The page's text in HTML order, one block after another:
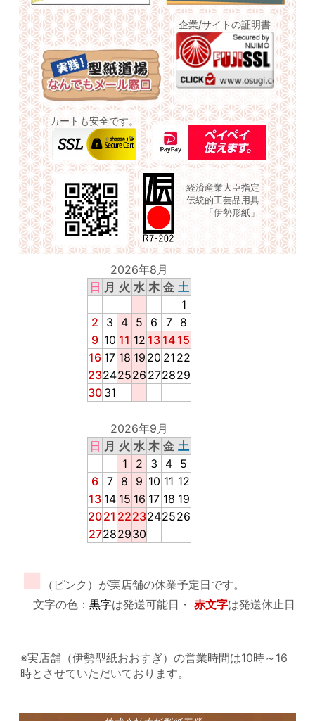
企業/サイトの証明書
カートも安全です。
経済産業大臣指定
伝統的工芸品用具
「伊勢形紙」
2026年8月
日 月 火 水 木 金 土
1
2
3 4 5 6 7
8
9 10 11 12 13 14 15
16 17 18 19 20 21 22
23242526 272829
30 31
2026年9月
日 月 火 水 木 金 土
1
2 3 4 5
6 7 8 9 10 11 12
13 14 15 16 17 18 19
2021 2223242526
27282930
■
（ピンク）が実店舗の休業予定日です。
文字の色： 黒字は発送可能日・ 赤文字は発送休止日
※実店舗（伊勢型紙おおすぎ）の営業時間は10時～16
時とさせていただいております。